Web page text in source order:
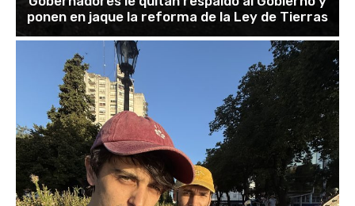
ponen en jaque la reforma de la Ley de Tierras